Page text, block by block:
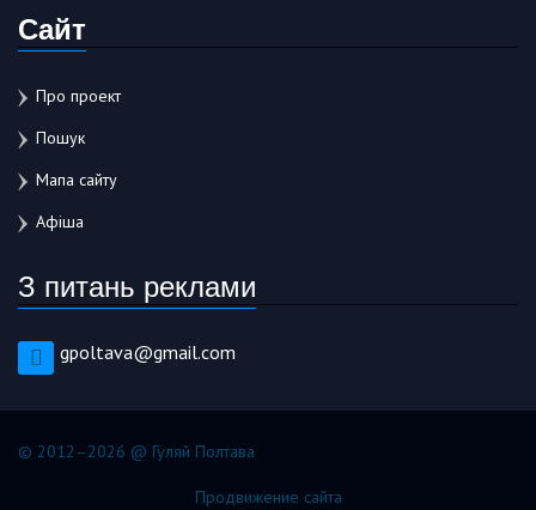
Сайт
Про проект
Пошук
Мапа сайту
Афіша
З питань реклами
gpoltava@gmail.com
© 2012–2026 @ Гуляй Полтава
Продвижение сайта